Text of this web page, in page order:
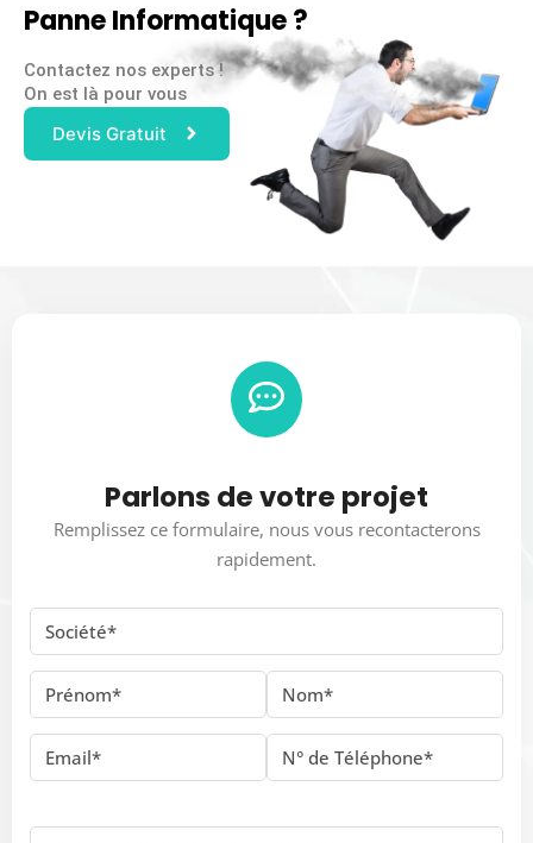
Panne Informatique ?
Contactez nos experts !
On est là pour vous
Devis Gratuit
Parlons de votre projet
Remplissez ce formulaire, nous vous recontacterons
rapidement.